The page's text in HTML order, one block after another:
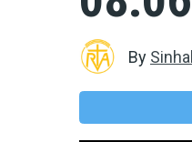
By